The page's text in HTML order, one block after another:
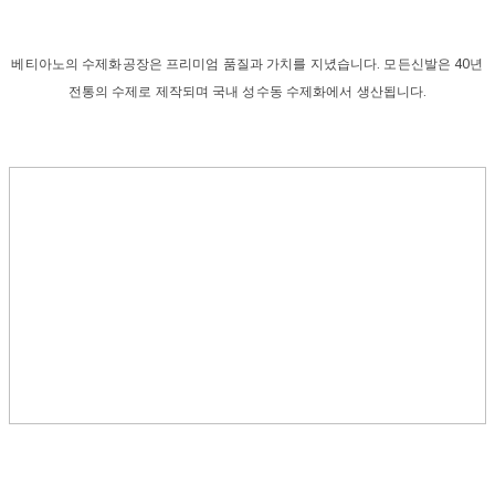
베티아노의 수제화공장은 프리미엄 품질과 가치를 지녔습니다. 모든신발은 40년
전통의 수제로 제작되며 국내 성수동 수제화에서 생산됩니다.